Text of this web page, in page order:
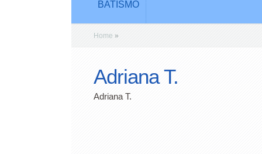
BATISMO
Home »
Adriana T.
Adriana T.